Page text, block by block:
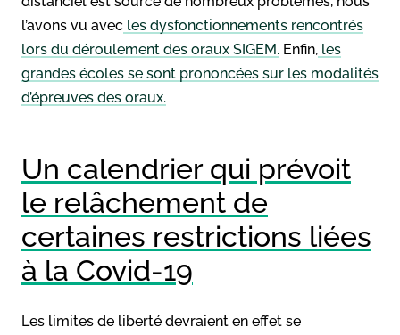
l’avons vu avec les dysfonctionnements rencontrés
lors du déroulement des oraux SIGEM. Enfin, les
grandes écoles se sont prononcées sur les modalités
d’épreuves des oraux.
Un calendrier qui prévoit
le relâchement de
certaines restrictions liées
à la Covid-19
Les limites de liberté devraient en effet se